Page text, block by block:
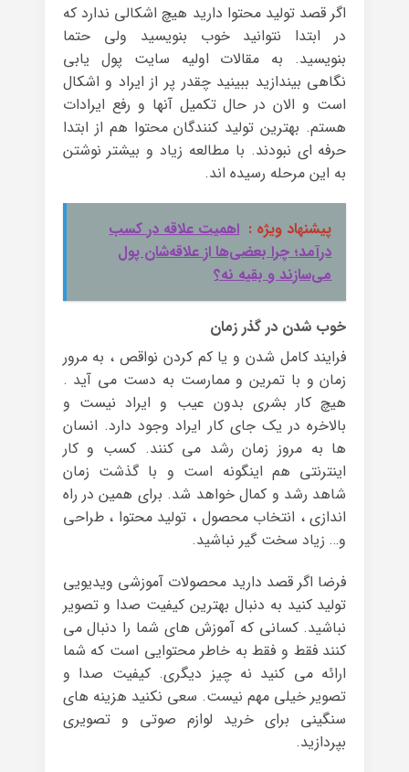
اگر قصد تولید محتوا دارید هیچ اشکالی ندارد که
در ابتدا نتوانید خوب بنویسید ولی حتما
بنویسید. به مقالات اولیه سایت پول یابی
نگاهی بیندازید ببینید چقدر پر از ایراد و اشکال
است و الان در حال تکمیل آنها و رفع ایرادات
هستم. بهترین تولید کنندگان محتوا هم از ابتدا
حرفه ای نبودند. با مطالعه زیاد و بیشتر نوشتن
به این مرحله رسیده اند.
پیشنهاد ویژه : اهمیت علاقه در کسب
درآمد؛ چرا بعضی‌ها از علاقه‌شان پول
می‌سازند و بقیه نه؟
خوب شدن در گذر زمان
فرایند کامل شدن و یا کم کردن نواقص ، به مرور
زمان و با تمرین و ممارست به دست می آید .
هیچ کار بشری بدون عیب و ایراد نیست و
بالاخره در یک جای کار ایراد وجود دارد. انسان
ها به مروز زمان رشد می کنند. کسب و کار
اینترنتی هم اینگونه است و با گذشت زمان
شاهد رشد و کمال خواهد شد. برای همین در راه
اندازی ، انتخاب محصول ، تولید محتوا ، طراحی
و… زیاد سخت گیر نباشید.
فرضا اگر قصد دارید محصولات آموزشی ویدیویی
تولید کنید به دنبال بهترین کیفیت صدا و تصویر
نباشید. کسانی که آموزش های شما را دنبال می
کنند فقط و فقط به خاطر محتوایی است که شما
ارائه می کنید نه چیز دیگری. کیفیت صدا و
تصویر خیلی مهم نیست. سعی نکنید هزینه های
سنگینی برای خرید لوازم صوتی و تصویری
بپردازید.